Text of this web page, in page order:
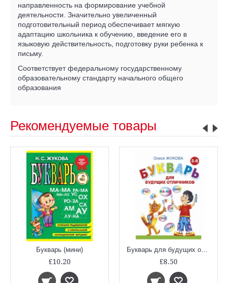
направленность на формирование учебной
деятельности. Значительно увеличенный
подготовительный период обеспечивает мягкую
адаптацию школьника к обучению, введение его в
языковую действительность, подготовку руки ребенка к
письму.
Соответствует федеральному государственному
образовательному стандарту начального общего
образования
Рекомендуемые товары
Букварь (мини)
£10.20 £8.50